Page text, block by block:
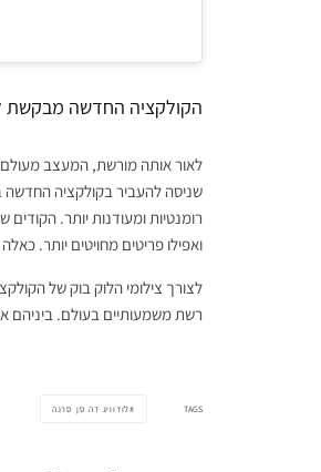
הקולקציה החדשה מבקשת
לאור אותה מורשת, המעצב מעולם
שניסה להעביר בקולקציה החדשה
רומנטיות ומעודנות יותר.
ואפילו פריטים מחויטים יותר.
לצורך צילומי הלוק בוק של
רשת משמעותיים בעולם. ביניהם
TAGS לודוויג דה סן סרנה